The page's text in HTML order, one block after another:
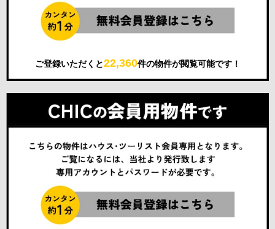
ご登録いただくと22,360件の物件が閲覧可能です！